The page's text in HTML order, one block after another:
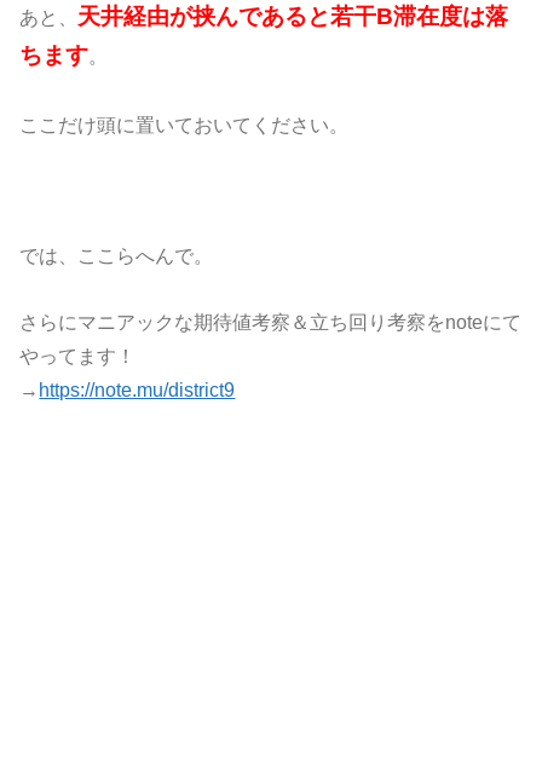
あと、 天井経由が挟んであると若干B滞在度は落
ちます。
ここだけ頭に置いておいてください。
では、ここらへんで。
さらにマニアックな期待値考察＆立ち回り考察をnoteにて
やってます！
→ https://note.mu/district9